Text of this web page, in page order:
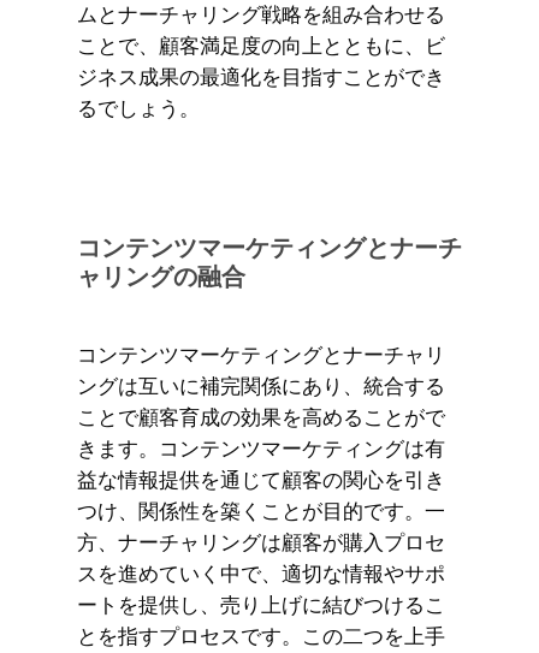
ムとナーチャリング戦略を組み合わせる
ことで、顧客満足度の向上とともに、ビ
ジネス成果の最適化を目指すことができ
るでしょう。
コンテンツマーケティングとナーチ
ャリングの融合
コンテンツマーケティングとナーチャリ
ングは互いに補完関係にあり、統合する
ことで顧客育成の効果を高めることがで
きます。コンテンツマーケティングは有
益な情報提供を通じて顧客の関心を引き
つけ、関係性を築くことが目的です。一
方、ナーチャリングは顧客が購入プロセ
スを進めていく中で、適切な情報やサポ
ートを提供し、売り上げに結びつけるこ
とを指すプロセスです。この二つを上手